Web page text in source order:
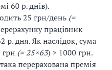
60 р. днів).
25 грн/день (=
працівник
р. дня. Як наслідок, сума
грн (= 25×63) > 1000 грн.
перерахована премія